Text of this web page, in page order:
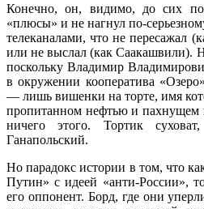
Конечно, он, видимо, до сих
«плюсы» и не нагнул по-
телеканалами, что не пересажал
или не выслал (как Саакашвили).
поскольку Владимир
в окружении кооператива
— лишь вишенки на торте, имя
пропитанном нефтью и пахнущем
ничего этого. Тортик
Ганапольский.
Но парадокс истории в том, что
Путин» с идеей «анти-России»,
его оппонент. Борд, где они